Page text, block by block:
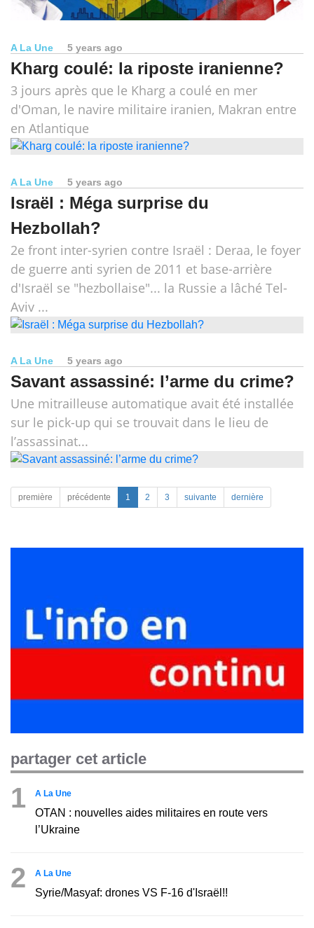
A La Une 5 years ago
Kharg coulé: la riposte iranienne?
3 jours après que le Kharg a coulé en mer
d'Oman, le navire militaire iranien, Makran entre
en Atlantique
A La Une 5 years ago
Israël : Méga surprise du
Hezbollah?
2e front inter-syrien contre Israël : Deraa, le foyer
de guerre anti syrien de 2011 et base-arrière
d'Israël se "hezbollaise"... la Russie a lâché Tel-
Aviv ...
A La Une 5 years ago
Savant assassiné: l’arme du crime?
Une mitrailleuse automatique avait été installée
sur le pick-up qui se trouvait dans le lieu de
l’assassinat...
première précédente 1 2 3 suivante dernière
partager cet article
1 A La Une
OTAN : nouvelles aides militaires en route vers
l’Ukraine
2 A La Une
Syrie/Masyaf: drones VS F-16 d'Israël!!